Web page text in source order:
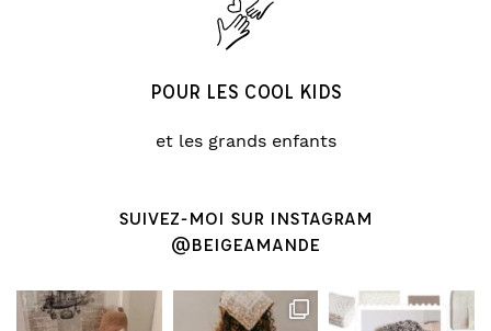
POUR LES COOL KIDS
et les grands enfants
SUIVEZ-MOI SUR INSTAGRAM
@BEIGEAMANDE